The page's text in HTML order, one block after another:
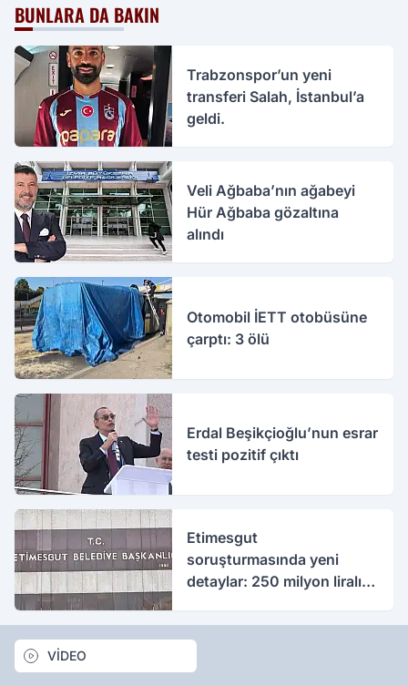
BUNLARA DA BAKIN
Trabzonspor’un yeni
transferi Salah, İstanbul’a
geldi.
Veli Ağbaba’nın ağabeyi
Hür Ağbaba gözaltına
alındı
Otomobil İETT otobüsüne
çarptı: 3 ölü
Erdal Beşikçioğlu’nun esrar
testi pozitif çıktı
Etimesgut
soruşturmasında yeni
detaylar: 250 milyon liralık
VİDEO